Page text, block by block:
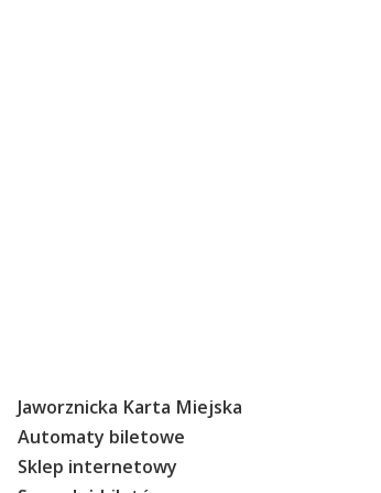
Jaworznicka Karta Miejska
Automaty biletowe
Sklep internetowy